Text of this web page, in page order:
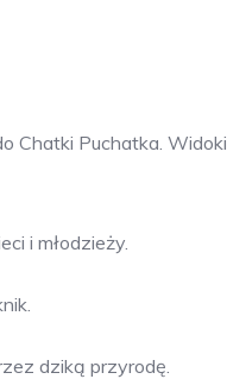
Chatki Puchatka. Widoki
i młodzieży.
dziką przyrodę.